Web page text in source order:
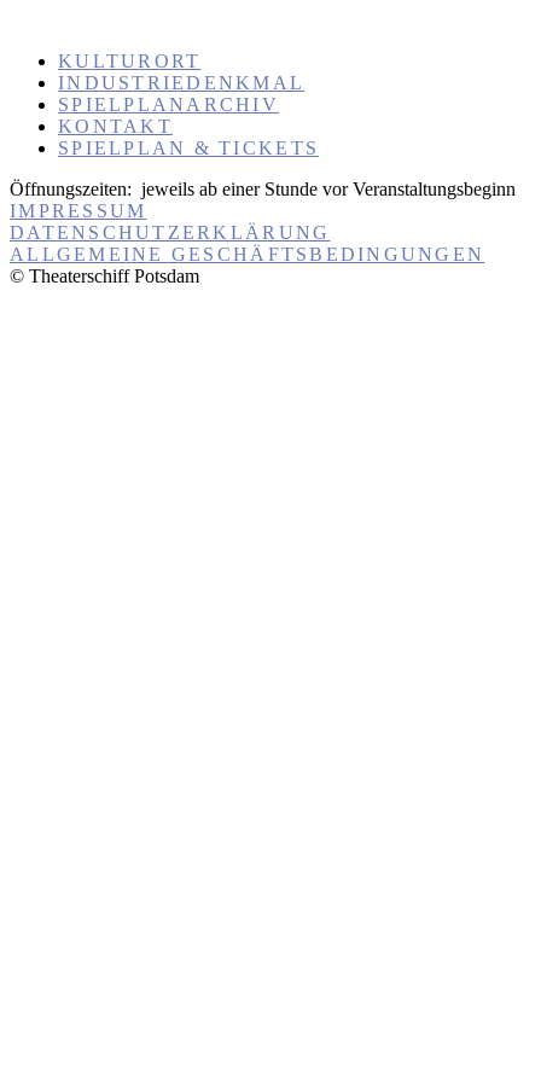
KULTURORT
INDUSTRIEDENKMAL
SPIELPLANARCHIV
KONTAKT
SPIELPLAN & TICKETS
Öffnungszeiten: jeweils ab einer Stunde vor Veranstaltungsbeginn
IMPRESSUM
DATENSCHUTZERKLÄRUNG
ALLGEMEINE GESCHÄFTSBEDINGUNGEN
© Theaterschiff Potsdam